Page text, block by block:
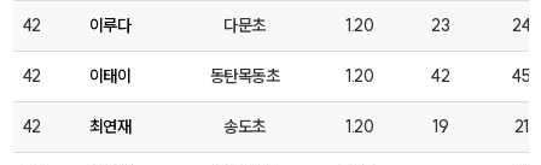
42 이루다 다문초 1.20 23 24
42 이태이 동탄목동초 1.20 42 45
42 최연재 송도초 1.20 19 21